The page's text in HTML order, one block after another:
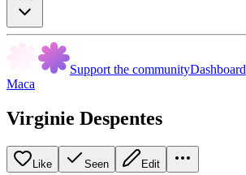
Support the communityDashboard
Maca
Virginie Despentes
Like Seen Edit